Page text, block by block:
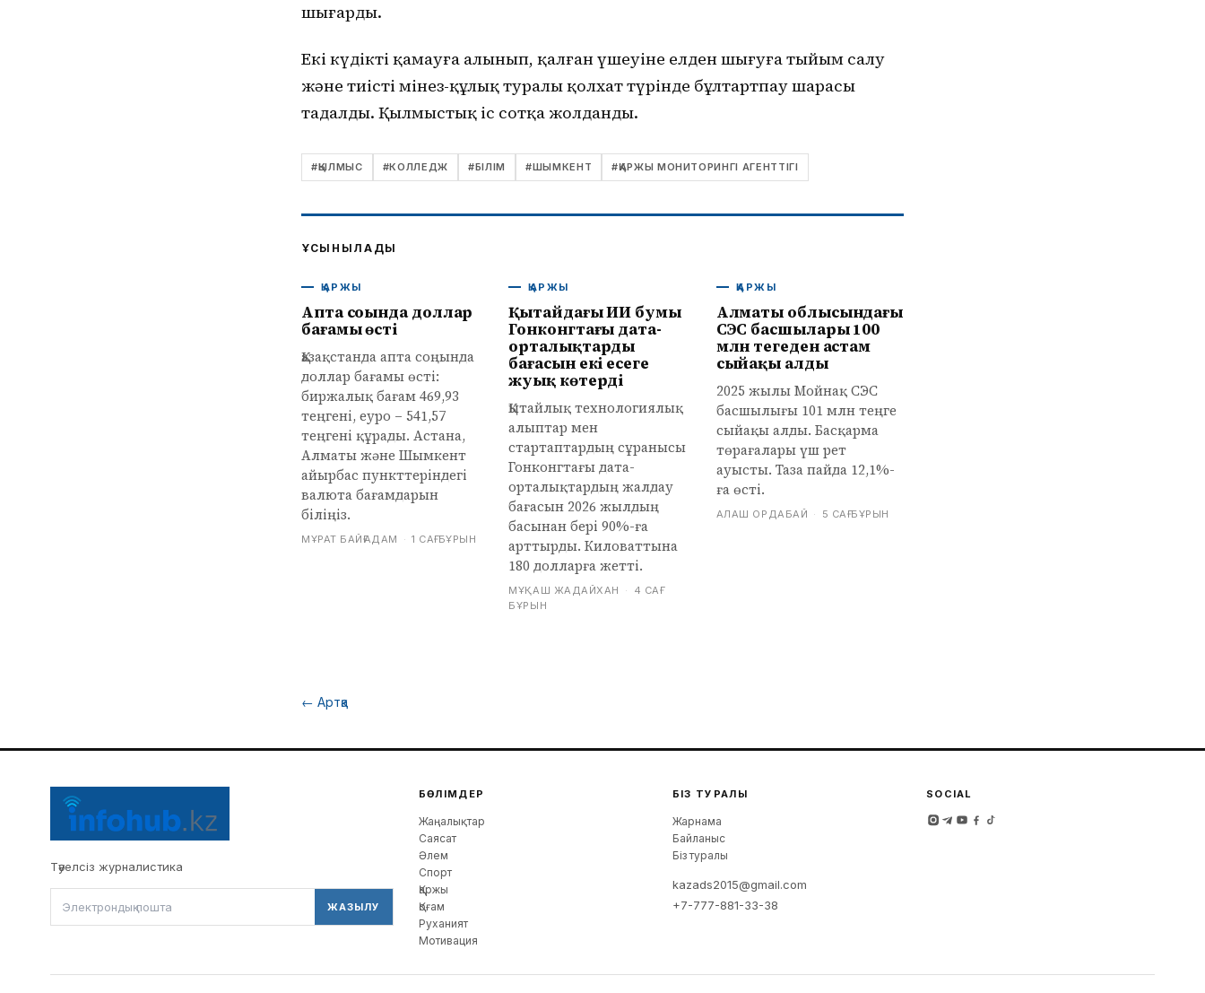
шығарды.
Екі күдікті қамауға алынып, қалған үшеуіне елден шығуға тыйым салу
және тиісті мінез-құлық туралы қолхат түрінде бұлтартпау шарасы
таңдалды. Қылмыстық іс сотқа жолданды.
#ҚЫЛМЫС #КОЛЛЕДЖ #БІЛІМ #ШЫМКЕНТ #ҚАРЖЫ МОНИТОРИНГІ АГЕНТТІГІ
ҰСЫНЫЛАДЫ
ҚАРЖЫ
Апта соңында доллар
бағамы өсті
Қазақстанда апта соңында
доллар бағамы өсті:
биржалық бағам 469,93
теңгені, еуро – 541,57
теңгені құрады. Астана,
Алматы және Шымкент
айырбас пункттеріндегі
валюта бағамдарын
біліңіз.
МҰРАТ БАЙҒАДАМ · 1 САҒ БҰРЫН
ҚАРЖЫ
Қытайдағы ИИ бумы
Гонконгтағы дата-
орталықтардың
бағасын екі есеге
жуық көтерді
Қытайлық технологиялық
алыптар мен
стартаптардың сұранысы
Гонконгтағы дата-
орталықтардың жалдау
бағасын 2026 жылдың
басынан бері 90%-ға
арттырды. Киловаттына
180 долларға жетті.
МҰҚАШ ЖАДАЙХАН ·
4 САҒ
БҰРЫН
ҚАРЖЫ
Алматы облысындағы
СЭС басшылары 100
млн теңгеден астам
сыйақы алды
2025 жылы Мойнақ СЭС
басшылығы 101 млн теңге
сыйақы алды. Басқарма
төрағалары үш рет
ауысты. Таза пайда 12,1%-
ға өсті.
АЛАШ ОРДАБАЙ · 5 САҒ БҰРЫН
← Артқа
Тәуелсіз журналистика
ЖАЗЫЛУ
БӨЛІМДЕР
Жаңалықтар
Саясат
Әлем
Спорт
Қаржы
Қоғам
Руханият
Мотивация
БІЗ ТУРАЛЫ
Жарнама
Байланыс
Біз туралы
kazads2015@gmail.com
+7-777-881-33-38
SOCIAL